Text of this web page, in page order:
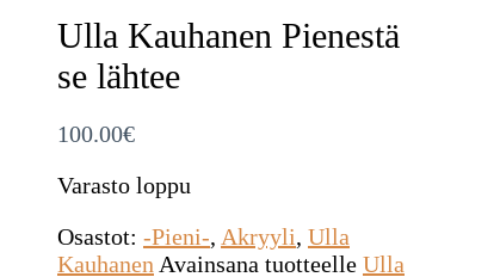
Ulla Kauhanen Pienestä
se lähtee
100.00€
Varasto loppu
Osastot: -Pieni-, Akryyli, Ulla
Kauhanen Avainsana tuotteelle Ulla